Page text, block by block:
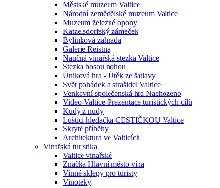
Městské muzeum Valtice
Národní zemědělské muzeum Valtice
Muzeum železné opony
Katzelsdorfský zámeček
Bylinková zahrada
Galerie Reistna
Naučná vinařská stezka Valtice
Stezka bosou nohou
Úniková hra - Útěk ze šatlavy
Svět pohádek a strašidel Valtice
Venkovní společenská hra Nachozeno
Video-Valtice-Prezentace turistických cílů
Kudy z nudy
Luštící hledačka CESTIČKOU Valtice
Skryté příběhy
Architektura ve Valticích
Vinařská turistika
Valtice vinařské
Značka Hlavní město vína
Vinné sklepy pro turisty
Vinotéky